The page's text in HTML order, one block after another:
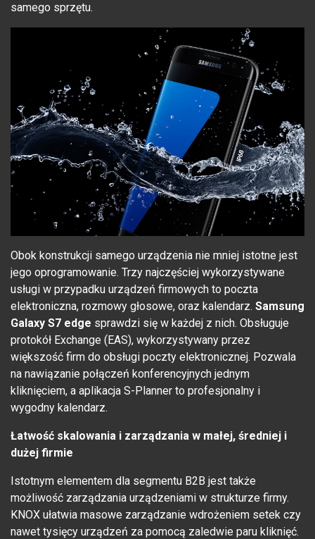
samego sprzętu.
Obok konstrukcji samego urządzenia nie mniej istotne jest
jego oprogramowanie. Trzy najczęściej wykorzystywane
usługi w przypadku urządzeń firmowych to poczta
elektroniczna, rozmowy głosowe, oraz kalendarz. Samsung
Galaxy S7 edge sprawdzi się w każdej z nich. Obsługuje
protokół Exchange (EAS), wykorzystywany przez
większość firm do obsługi poczty elektronicznej. Pozwala
na nawiązanie połączeń konferencyjnych jednym
kliknięciem, a aplikacja S-Planner to profesjonalny i
wygodny kalendarz.
Łatwość skalowania i zarządzania w małej, średniej i
dużej firmie
Istotnym elementem dla segmentu B2B jest także
możliwość zarządzania urządzeniami w strukturze firmy.
KNOX ułatwia masowe zarządzanie wdrożeniem setek czy
nawet tysięcy urządzeń za pomocą zaledwie paru kliknięć.